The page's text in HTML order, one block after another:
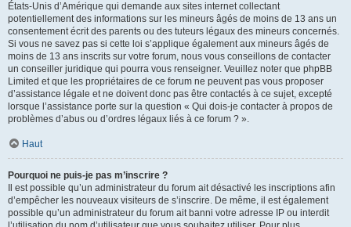
États-Unis d’Amérique qui demande aux sites internet collectant
potentiellement des informations sur les mineurs âgés de moins de 13 ans un
consentement écrit des parents ou des tuteurs légaux des mineurs concernés.
Si vous ne savez pas si cette loi s’applique également aux mineurs âgés de
moins de 13 ans inscrits sur votre forum, nous vous conseillons de contacter
un conseiller juridique qui pourra vous renseigner. Veuillez noter que phpBB
Limited et que les propriétaires de ce forum ne peuvent pas vous proposer
d’assistance légale et ne doivent donc pas être contactés à ce sujet, excepté
lorsque l’assistance porte sur la question « Qui dois-je contacter à propos de
problèmes d’abus ou d’ordres légaux liés à ce forum ? ».
Haut
Pourquoi ne puis-je pas m’inscrire ?
Il est possible qu’un administrateur du forum ait désactivé les inscriptions afin
d’empêcher les nouveaux visiteurs de s’inscrire. De même, il est également
possible qu’un administrateur du forum ait banni votre adresse IP ou interdit